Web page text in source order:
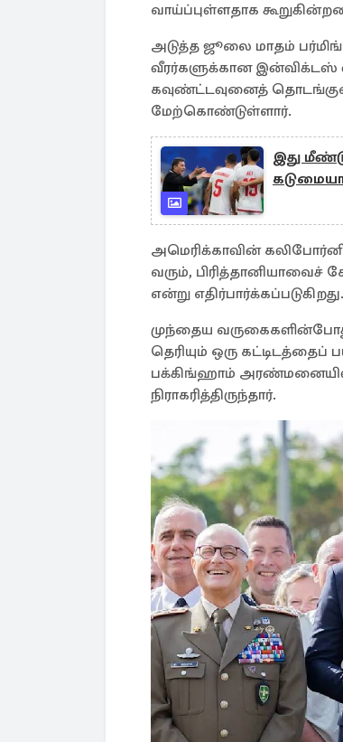
வாய்ப்புள்ளதாக
அடுத்த ஜூலை மாதம்
வீரர்களுக்கான இன்விக்டஸ்
கவுண்ட்டவுனைத்
மேற்கொண்டுள்ளார்.
இது
அமெரிக்காவின்
வரும், பிரித்தானியாவைச்
என்று எதிர்பார்க்கப்படுகிறது.
முந்தைய
தெரியும் ஒரு
பக்கிங்ஹாம்
நிராகரித்திருந்தார்.